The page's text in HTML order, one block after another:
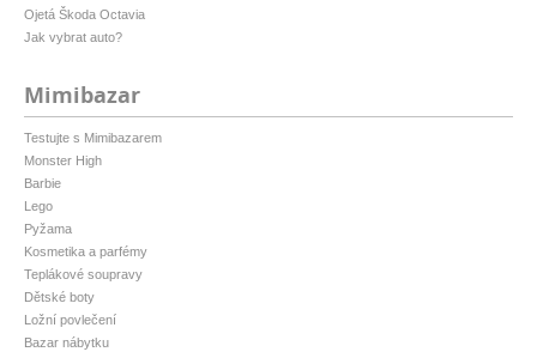
Ojetá Škoda Octavia
Jak vybrat auto?
Mimibazar
Testujte s Mimibazarem
Monster High
Barbie
Lego
Pyžama
Kosmetika a parfémy
Teplákové soupravy
Dětské boty
Ložní povlečení
Bazar nábytku